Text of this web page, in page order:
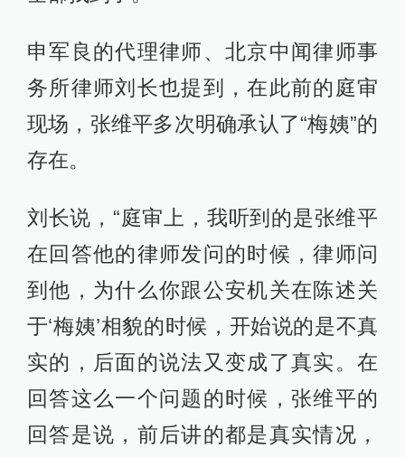
申军良的代理律师、北京中闻律师事
务所律师刘长也提到，在此前的庭审
现场，张维平多次明确承认了“梅姨”的
存在。
刘长说，“庭审上，我听到的是张维平
在回答他的律师发问的时候，律师问
到他，为什么你跟公安机关在陈述关
于‘梅姨’相貌的时候，开始说的是不真
实的，后面的说法又变成了真实。在
回答这么一个问题的时候，张维平的
回答是说，前后讲的都是真实情况，